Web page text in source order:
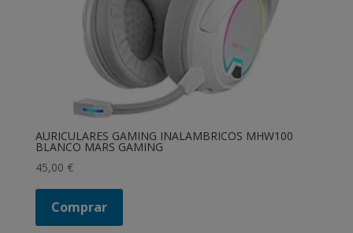
AURICULARES GAMING INALAMBRICOS MHW100
BLANCO MARS GAMING
45,00 €
Comprar